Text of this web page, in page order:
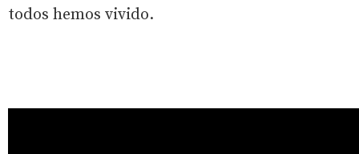
todos hemos vivido.